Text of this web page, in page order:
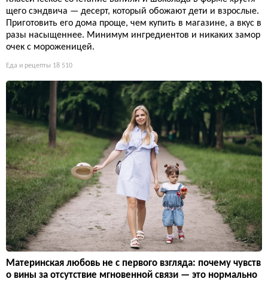
щего сэндвича — десерт, который обожают дети и взрослые.
Приготовить его дома проще, чем купить в магазине, а вкус в
разы насыщеннее. Минимум ингредиентов и никаких замор
очек с мороженицей.
Еда и рецепты 18 510
Материнская любовь не с первого взгляда: почему чувств
о вины за отсутствие мгновенной связи — это нормально